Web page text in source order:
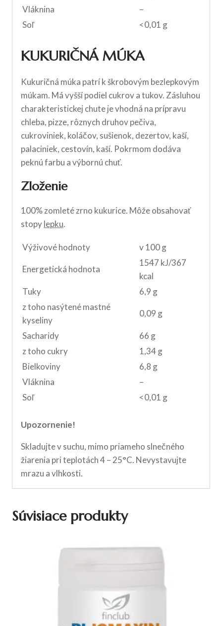
Vláknina
–
Soľ
<0,01 g
KUKURIČNÁ MÚKA
Kukuričná múka patrí k škrobovým bezlepkovým
múkam. Má vyšší podiel cukrov a tukov. Zásluhou
charakteristickej chute je vhodná na prípravu
chleba, pizze, rôznych druhov pečiva,
cukroviniek, koláčov, sušienok, dezertov, kaší,
palaciniek, cestovín, kaší. Pokrmom dodáva
peknú farbu a výbornú chuť.
Zloženie
100% zomleté zrno kukurice. Môže obsahovať
stopylepku.
Výživové hodnoty v 100 g
Energetická hodnota
1547 kJ/367
kcal
Tuky
6,9 g
z toho nasýtené mastné
kyseliny
0,09 g
Sacharidy
66 g
z toho cukry
1,34 g
Bielkoviny
6,8 g
Vláknina
–
Soľ
<0,01 g
Upozornenie!
Skladujte v suchu, mimo priameho slnečného
žiarenia pri teplotách 4 – 25°C. Nevystavujte
mrazu a vlhkosti.
Súvisiace produkty